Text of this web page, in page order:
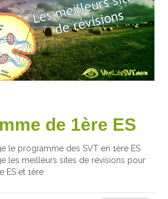
de 1ère ES
le programme des SVT en 1ère ES
les meilleurs sites de révisions pour
ES et 1ère